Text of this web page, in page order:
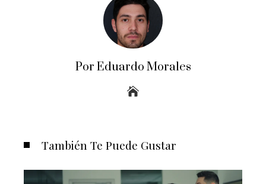
Por Eduardo Morales
También Te Puede Gustar